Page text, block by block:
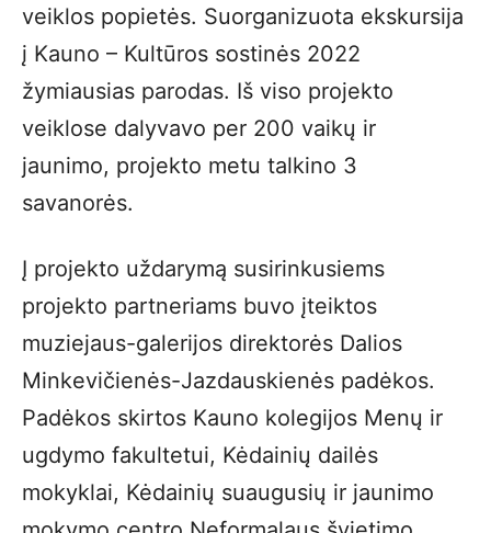
veiklos popietės. Suorganizuota ekskursija
į Kauno – Kultūros sostinės 2022
žymiausias parodas. Iš viso projekto
veiklose dalyvavo per 200 vaikų ir
jaunimo, projekto metu talkino 3
savanorės.
Į projekto uždarymą susirinkusiems
projekto partneriams buvo įteiktos
muziejaus-galerijos direktorės Dalios
Minkevičienės-Jazdauskienės padėkos.
Padėkos skirtos Kauno kolegijos Menų ir
ugdymo fakultetui, Kėdainių dailės
mokyklai, Kėdainių suaugusių ir jaunimo